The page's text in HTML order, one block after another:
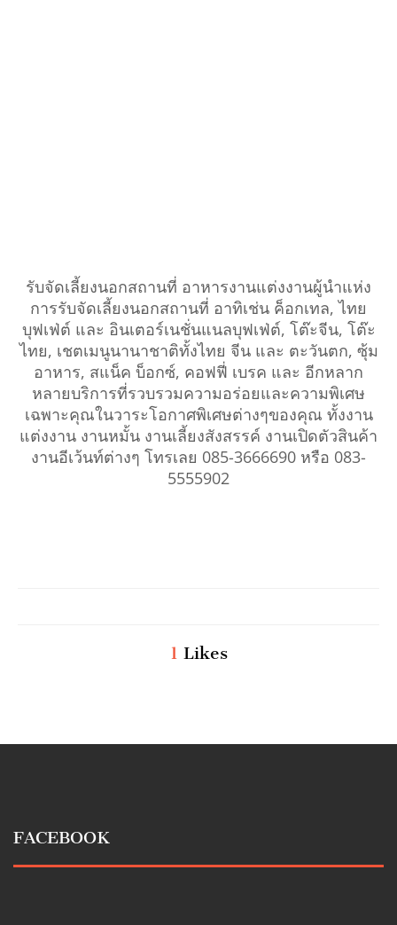
รับจัดเลี้ยงนอกสถานที่ อาหารงานแต่งงานผู้นำแห่ง
การรับจัดเลี้ยงนอกสถานที่ อาทิเช่น ค็อกเทล, ไทย
บุฟเฟ่ต์ และ อินเตอร์เนชั่นแนลบุฟเฟ่ต์, โต๊ะจีน, โต๊ะ
ไทย, เชตเมนูนานาชาติทั้งไทย จีน และ ตะวันตก, ซุ้ม
อาหาร, สแน็ค บ็อกซ์, คอฟฟี่ เบรค และ อีกหลาก
หลายบริการที่รวบรวมความอร่อยและความพิเศษ
เฉพาะคุณในวาระโอกาศพิเศษต่างๆของคุณ ทั้งงาน
แต่งงาน งานหมั้น งานเลี้ยงสังสรรค์ งานเปิดตัวสินค้า
งานอีเว้นท์ต่างๆ โทรเลย 085-3666690 หรือ 083-
5555902
1 Likes
FACEBOOK